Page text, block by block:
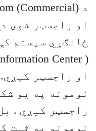
او راجسټر شوی
او راجسټر
نومونه په يو
راجسټر کيږي .
نومونو په ثبت